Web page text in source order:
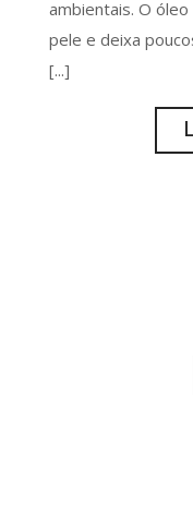
ambientais. O
pele e deixa
[...]